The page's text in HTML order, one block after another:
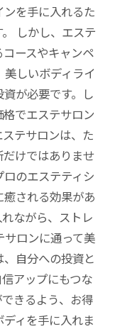
を手に入れるた
しかし、エステ
ースやキャンペ
美しいボディライ
が必要です。し
でエステサロン
テサロンは、た
けではありませ
のエステティシ
される効果があ
ながら、ストレ
サロンに通って美
自分への投資と
アップにもつな
きるよう、お得
ィを手に入れま